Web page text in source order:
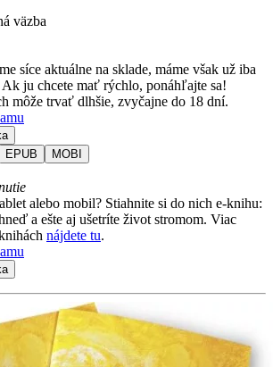
väzba
síce aktuálne na sklade, máme však už iba
Ak ju chcete mať rýchlo, ponáhľajte sa!
môže trvať dlhšie, zvyčajne do 18 dní.
EPUB MOBI
alebo mobil? Stiahnite si do nich e-knihu:
a ešte aj ušetríte život stromom. Viac
nájdete tu.